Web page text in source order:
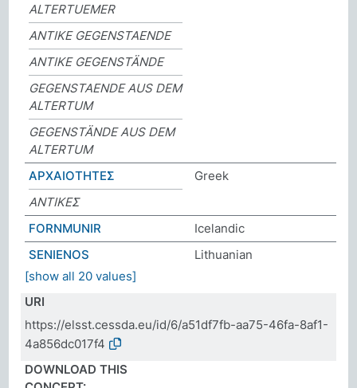
ALTERTUEMER
ANTIKE GEGENSTAENDE
ANTIKE GEGENSTÄNDE
GEGENSTAENDE AUS DEM
ALTERTUM
GEGENSTÄNDE AUS DEM
ALTERTUM
ΑΡΧΑΙΟΤΗΤΕΣ
Greek
ΑΝΤΙΚΕΣ
FORNMUNIR
Icelandic
SENIENOS
Lithuanian
[show all 20 values]
URI
https://elsst.cessda.eu/id/6/a51df7fb-aa75-46fa-8af1-
4a856dc017f4
DOWNLOAD THIS